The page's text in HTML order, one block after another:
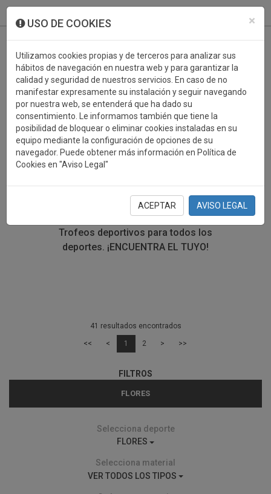
×
USO DE COOKIES
Utilizamos cookies propias y de terceros para analizar sus
hábitos de navegación en nuestra web y para garantizar la
calidad y seguridad de nuestros servicios. En caso de no
manifestar expresamente su instalación y seguir navegando
por nuestra web, se entenderá que ha dado su
consentimiento. Le informamos también que tiene la
posibilidad de bloquear o eliminar cookies instaladas en su
equipo mediante la configuración de opciones de su
navegador. Puede obtener más información en Política de
Cookies en "Aviso Legal"
ACEPTAR AVISO LEGAL
TROFEOS DEPORTIVOS
FLORES
En esta sección encontrarás una gran variedad de
trofeos deportivos. Define tu búsqueda mediante los
filtros por deporte, material y precio del trofeo.
Trofeos deportivos para todos los
deportes. ¡ENCUENTRA EL TUYO!
41 resultados encontrados
<< < 1 2 > >>
FILTROS
FLORES
Selecciona deporte
FLORES
Selecciona material
VER TODOS LOS TIPOS